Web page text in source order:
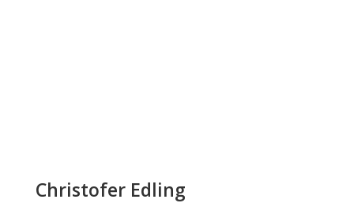
Christofer Edling